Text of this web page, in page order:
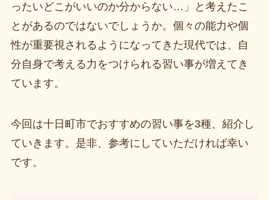
ったいどこがいいのか分からない…」と考えたこ
とがあるのではないでしょうか。個々の能力や個
性が重要視されるようになってきた現代では、自
分自身で考える力をつけられる習い事が増えてき
ています。
今回は十日町市でおすすめの習い事を3種、紹介し
ていきます。是非、参考にしていただければ幸い
です。